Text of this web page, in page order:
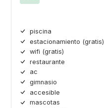
piscina
estacionamiento (gratis)
wifi (gratis)
restaurante
ac
gimnasio
accesible
mascotas